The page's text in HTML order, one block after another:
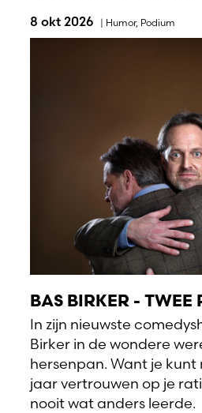
8 okt 2026 | Humor, Podium
BAS BIRKER - TWEE
In zijn nieuwste
Birker in de wondere
hersenpan. Want je kunt
jaar vertrouwen op je
nooit wat anders leerde.